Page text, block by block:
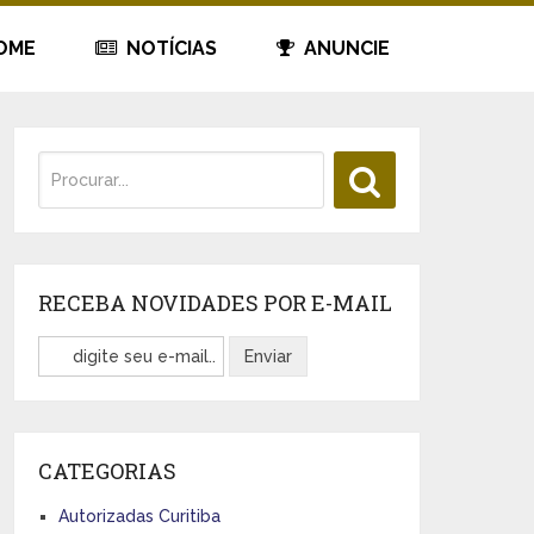
NOTÍCIAS ANUNCIE
RECEBA NOVIDADES POR E-MAIL
CATEGORIAS
Autorizadas Curitiba